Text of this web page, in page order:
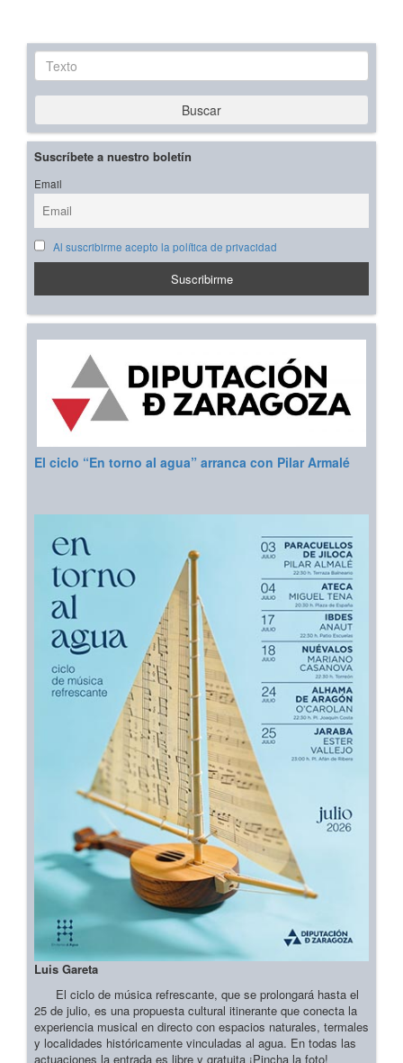
Texto
Buscar
Suscríbete a nuestro boletín
Email
Al suscribirme acepto la política de privacidad
El ciclo “En torno al agua” arranca con Pilar Armalé
Luis Gareta
El ciclo de música refrescante, que se prolongará hasta el
25 de julio, es una propuesta cultural itinerante que conecta la
experiencia musical en directo con espacios naturales, termales
y localidades históricamente vinculadas al agua. En todas las
actuaciones la entrada es libre y gratuita ¡Pincha la foto!